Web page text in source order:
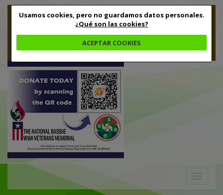
Usamos cookies, pero no guardamos datos personales.
¿Qué son las cookies?
ACEPTAR COOKIES